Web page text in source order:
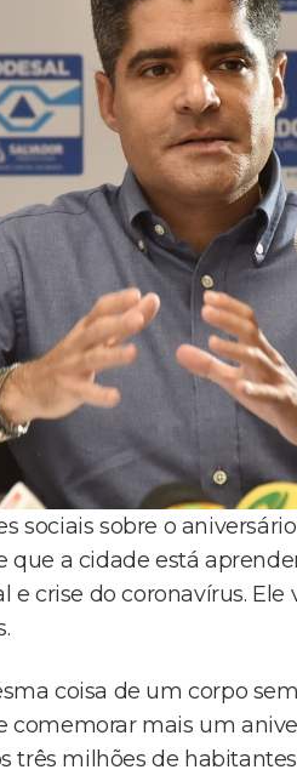
sociais sobre o
que a cidade está
crise do coronavírus.
coisa de um corpo
comemorar mais um
três milhões de